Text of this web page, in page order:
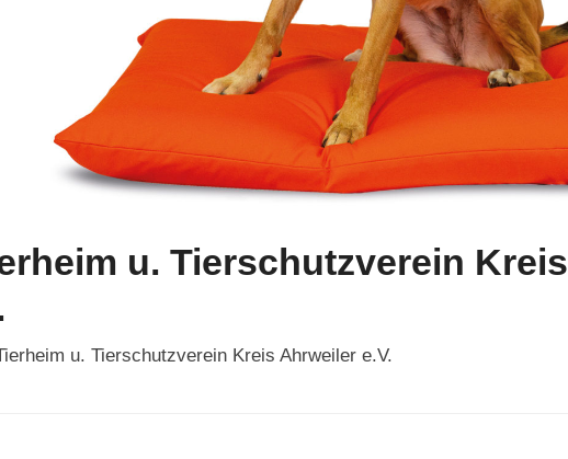
u. Tierschutzverein Kreis
u. Tierschutzverein Kreis Ahrweiler e.V.